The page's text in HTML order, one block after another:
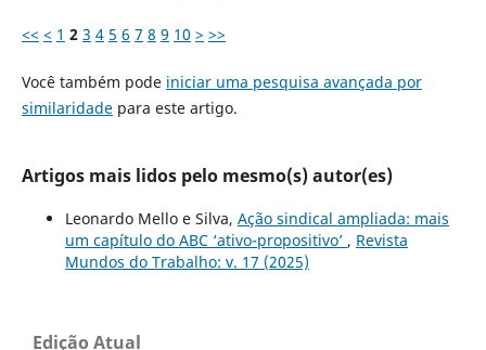
<< < 1 2 3 4 5 6 7 8 9 10 > >>
Você também pode iniciar uma pesquisa avançada por
similaridadepara este artigo.
Artigos mais lidos pelo mesmo(s) autor(es)
Leonardo Mello e Silva, Ação sindical ampliada: mais
um capítulo do ABC ‘ativo-propositivo’ , Revista
Mundos do Trabalho: v. 17 (2025)
Edição Atual